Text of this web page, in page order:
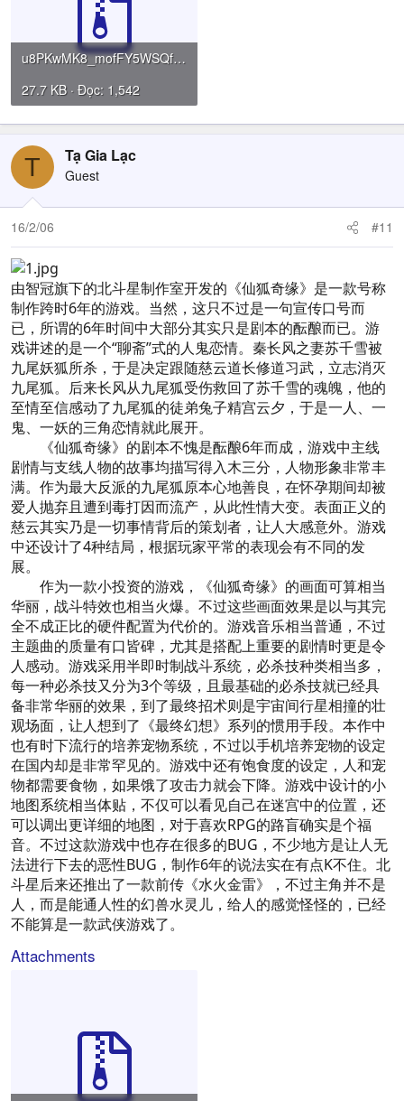
u8PKwMK8_mofFY5WSQfhz.rar
27.7 KB · Đọc: 1,542
T Tạ Gia Lạc
Guest
16/2/06 #11
由智冠旗下的北斗星制作室开发的《仙狐奇缘》是一款号称
制作跨时6年的游戏。当然，这只不过是一句宣传口号而
已，所谓的6年时间中大部分其实只是剧本的酝酿而已。游
戏讲述的是一个“聊斋”式的人鬼恋情。秦长风之妻苏千雪被
九尾妖狐所杀，于是决定跟随慈云道长修道习武，立志消灭
九尾狐。后来长风从九尾狐受伤救回了苏千雪的魂魄，他的
至情至信感动了九尾狐的徒弟兔子精宫云夕，于是一人、一
鬼、一妖的三角恋情就此展开。
《仙狐奇缘》的剧本不愧是酝酿6年而成，游戏中主线
剧情与支线人物的故事均描写得入木三分，人物形象非常丰
满。作为最大反派的九尾狐原本心地善良，在怀孕期间却被
爱人抛弃且遭到毒打因而流产，从此性情大变。表面正义的
慈云其实乃是一切事情背后的策划者，让人大感意外。游戏
中还设计了4种结局，根据玩家平常的表现会有不同的发
展。
作为一款小投资的游戏，《仙狐奇缘》的画面可算相当
华丽，战斗特效也相当火爆。不过这些画面效果是以与其完
全不成正比的硬件配置为代价的。游戏音乐相当普通，不过
主题曲的质量有口皆碑，尤其是搭配上重要的剧情时更是令
人感动。游戏采用半即时制战斗系统，必杀技种类相当多，
每一种必杀技又分为3个等级，且最基础的必杀技就已经具
备非常华丽的效果，到了最终招术则是宇宙间行星相撞的壮
观场面，让人想到了《最终幻想》系列的惯用手段。本作中
也有时下流行的培养宠物系统，不过以手机培养宠物的设定
在国内却是非常罕见的。游戏中还有饱食度的设定，人和宠
物都需要食物，如果饿了攻击力就会下降。游戏中设计的小
地图系统相当体贴，不仅可以看见自己在迷宫中的位置，还
可以调出更详细的地图，对于喜欢RPG的路盲确实是个福
音。不过这款游戏中也存在很多的BUG，不少地方是让人无
法进行下去的恶性BUG，制作6年的说法实在有点K不住。北
斗星后来还推出了一款前传《水火金雷》，不过主角并不是
人，而是能通人性的幻兽水灵儿，给人的感觉怪怪的，已经
不能算是一款武侠游戏了。
Attachments